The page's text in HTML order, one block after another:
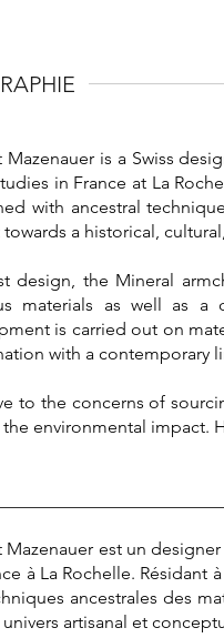
Mazenauer is a Swiss
in France at La
with ancestral
a historical,
design, the Mineral
materials as well as a
is carried out on
with a contemporary
to the concerns of
environmental impact.
Mazenauer est un
à La Rochelle.
ancestrales des
univers artisanal et